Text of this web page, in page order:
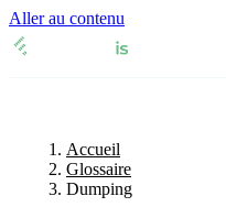
Aller au contenu
🇫🇷 France
🇬🇧 Royaume-Uni
Fiches TVA
🇫🇷 France
Expert-comptable
Accueil
Glossaire
Dumping